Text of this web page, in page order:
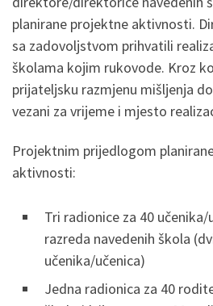
planirane projektne aktivnosti.
sa zadovoljstvom prihvatili
školama kojim rukovode. Kroz
prijateljsku razmjenu mišljenja
vezani za vrijeme i mjesto
Projektnim prijedlogom
aktivnosti:
Tri radionice za 40
razreda navedenih škola
učenika/učenica)
Jedna radionica za 40